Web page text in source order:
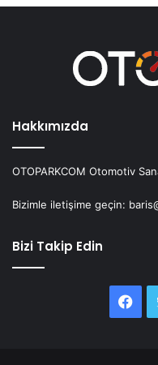
Hakkımızda
OTOPARKCOM Otomotiv
Bizimle iletişime geçin:
Bizi Takip Edin